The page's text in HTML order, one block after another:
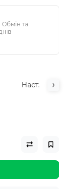
Обмін та
Наст.